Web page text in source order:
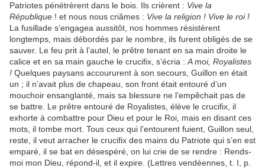
Patriotes pénétrèrent dans le bois. Ils crièrent : Vive la
République ! et nous nous criâmes : Vive la religion ! Vive le roi !
La fusillade s’engagea aussitôt, nos hommes résistèrent
longtemps, mais débordés par le nombre, ils furent obligés de se
sauver. Le feu prit à l’autel, le prêtre tenant en sa main droite le
calice et en sa main gauche le crucifix, s’écria : A moi, Royalistes
! Quelques paysans accoururent à son secours, Guillon en était
un ; il n’avait plus de chapeau, son front était entouré d’un
mouchoir ensanglanté, mais sa blessure ne l’empêchait pas de
se battre. Le prêtre entouré de Royalistes, élève le crucifix, il
exhorte à combattre pour Dieu et pour le Roi, mais en disant ces
mots, il tombe mort. Tous ceux qui l’entourent fuient, Guillon seul,
reste, il veut arracher le crucifix des mains du Patriote qui s’en est
emparé, il se bat en désespéré, on lui crie de se rendre : Rends-
moi mon Dieu, répond-il, et il expire. (Lettres vendéennes, t. I, p.